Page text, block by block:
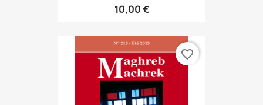
10,00 €
favorite_border